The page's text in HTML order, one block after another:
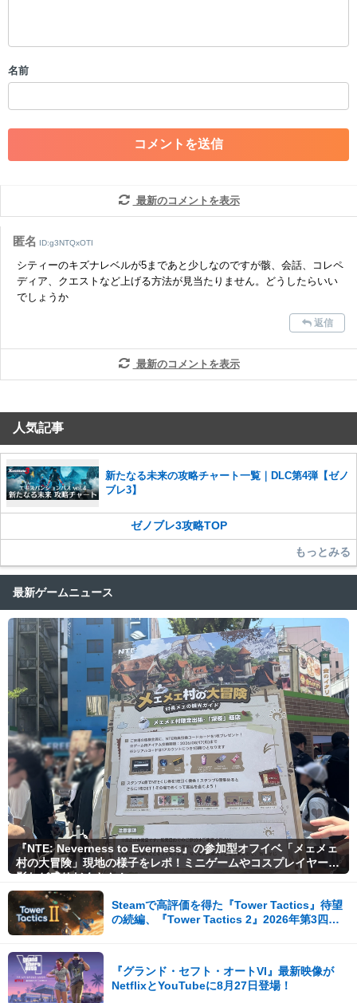
・一度削除された投稿を再び投稿すること
・アカウントの売買など金銭が絡む内容の投稿
・各ゲームのネタバレを含む内容の投稿
・その他、管理者が不適切と判断した投稿
コメントの削除を申請する※投稿内容を確認後、順次対応さ
せていただきます。ご了承ください。
さい。
また、過度な利用規約の違反や、弊社に損害の及ぶ内容の書き込みがあ
った場合は、法的措置をとらせていただく場合もございますので、あら
名前
最新のコメントを表示
匿名 ID:g3NTQxOTI
シティーのキズナレベルが5まであと少しなのですが骸、会話、コレペ
ディア、クエストなど上げる方法が見当たりません。どうしたらいい
でしょうか
返信
最新のコメントを表示
人気記事
新たなる未来の攻略チャート一覧｜DLC第4弾【ゼノ
ブレ3】
ゼノブレ3攻略TOP
もっとみる
最新ゲームニュース
『NTE: Neverness to Everness』の参加型オフイベ「メェメェ
村の大冒険」現地の様子をレポ！ミニゲームやコスプレイヤー撮
影など盛りだくさん！
Steamで高評価を得た『Tower Tactics』待望
の続編、『Tower Tactics 2』2026年第3四半
『グランド・セフト・オートVI』最新映像が
NetflixとYouTubeに8月27日登場！